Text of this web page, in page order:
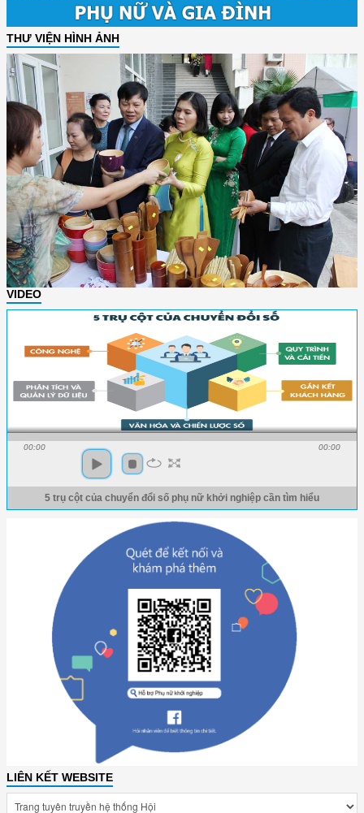
THƯ VIỆN HÌNH ẢNH
VIDEO
00:00 00:00
5 trụ cột của chuyển đổi số phụ nữ khởi nghiệp cần tìm hiểu
LIÊN KẾT WEBSITE